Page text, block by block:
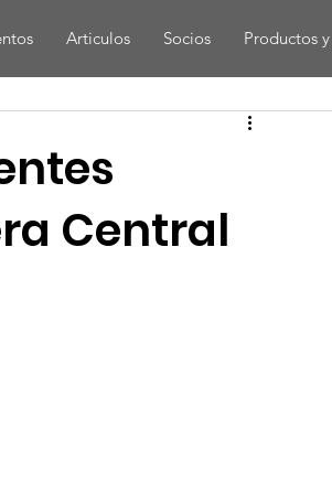
Articulos Socios Productos
Central